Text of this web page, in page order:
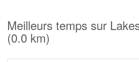
Meilleurs temps sur
(0.0 km)